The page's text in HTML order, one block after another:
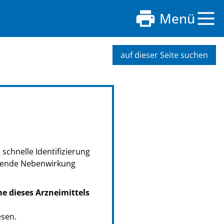
Menü
auf dieser Seite suchen
Identifizierung
Nebenwirkung
dieses Arzneimittels